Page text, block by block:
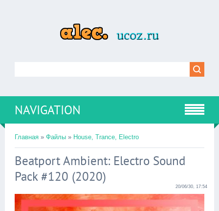
NAVIGATION
Главная » Файлы » House, Trance, Electro
Beatport Ambient: Electro Sound
Pack #120 (2020)
20/06/30, 17:54